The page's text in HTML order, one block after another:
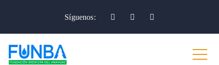
Síguenos: